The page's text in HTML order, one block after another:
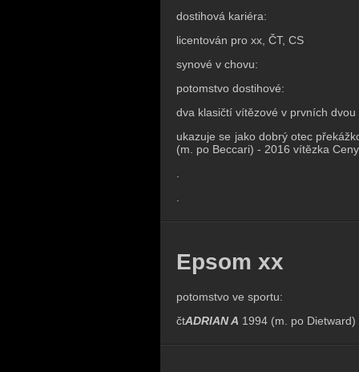
dostihová kariéra:
licentován pro xx, ČT, CS
synové v chovu:
potomstvo dostihové:
dva klasičtí vítězové v prvních
ukazuje se jako dobrý otec
(m. po Beccari) - 2016 vítězka
Epsom xx
potomstvo ve sportu:
čtADRIAN A 1994 (m. po